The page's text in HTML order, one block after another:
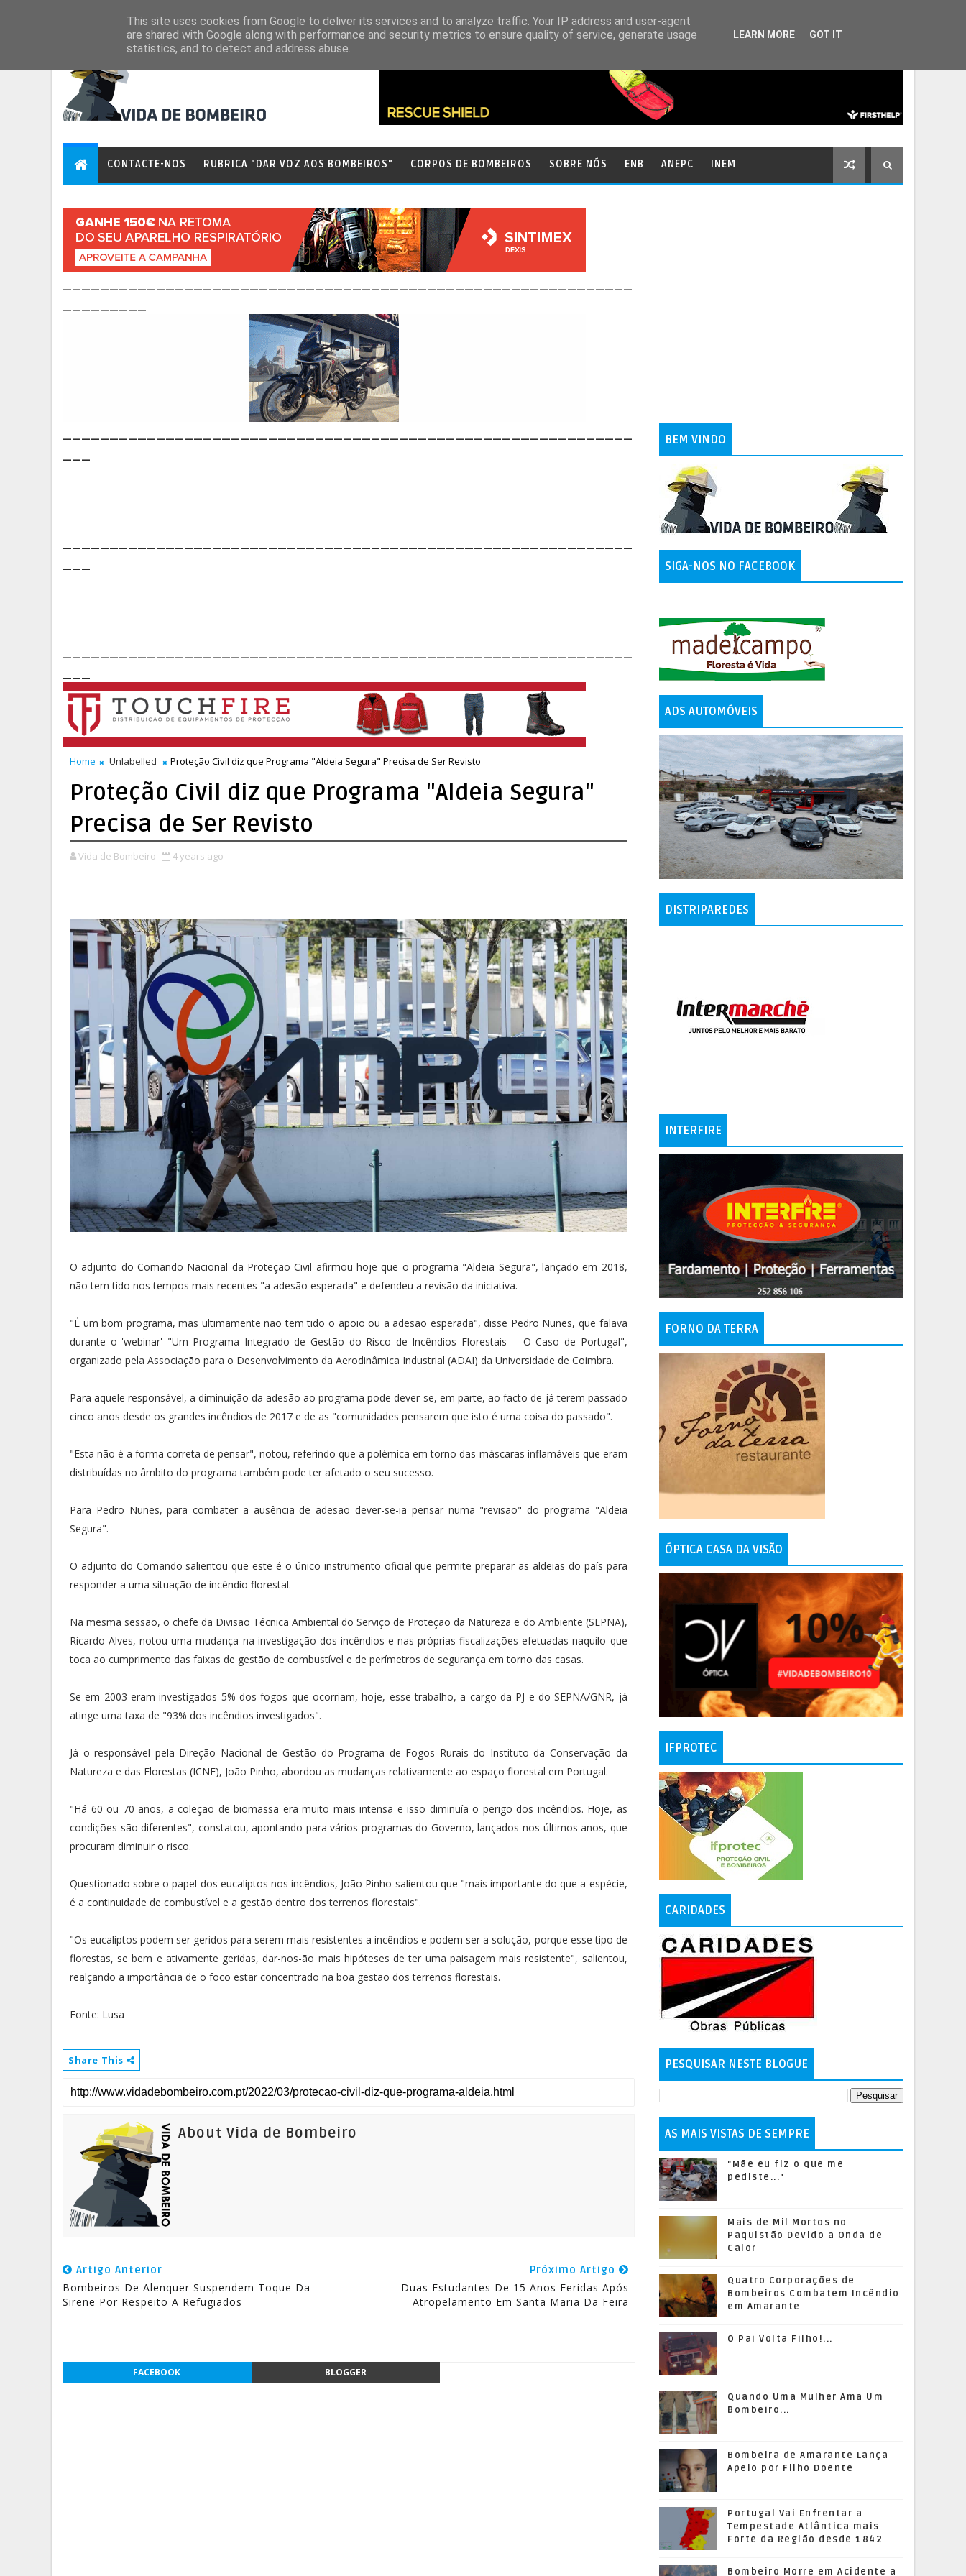
CONTACTE-NOS RUBRICA "DAR VOZ AOS BOMBEIROS" CORPOS DE BOMBEIROS SOBRE NÓS ENB ANEPC INEM
Home Unlabelled Proteção Civil diz que Programa "Aldeia Segura" Precisa de Ser Revisto
Proteção Civil diz que Programa "Aldeia Segura"
Precisa de Ser Revisto
Vida de Bombeiro 4 years ago
O adjunto do Comando Nacional da Proteção Civil afirmou hoje que o programa "Aldeia Segura", lançado em 2018,
não tem tido nos tempos mais recentes "a adesão esperada" e defendeu a revisão da iniciativa.
"É um bom programa, mas ultimamente não tem tido o apoio ou a adesão esperada", disse Pedro Nunes, que falava
durante o 'webinar' "Um Programa Integrado de Gestão do Risco de Incêndios Florestais -- O Caso de Portugal",
organizado pela Associação para o Desenvolvimento da Aerodinâmica Industrial (ADAI) da Universidade de Coimbra.
Para aquele responsável, a diminuição da adesão ao programa pode dever-se, em parte, ao facto de já terem passado
cinco anos desde os grandes incêndios de 2017 e de as "comunidades pensarem que isto é uma coisa do passado".
"Esta não é a forma correta de pensar", notou, referindo que a polémica em torno das máscaras inflamáveis que eram
distribuídas no âmbito do programa também pode ter afetado o seu sucesso.
Para Pedro Nunes, para combater a ausência de adesão dever-se-ia pensar numa "revisão" do programa "Aldeia
Segura".
O adjunto do Comando salientou que este é o único instrumento oficial que permite preparar as aldeias do país para
responder a uma situação de incêndio florestal.
Na mesma sessão, o chefe da Divisão Técnica Ambiental do Serviço de Proteção da Natureza e do Ambiente (SEPNA),
Ricardo Alves, notou uma mudança na investigação dos incêndios e nas próprias fiscalizações efetuadas naquilo que
toca ao cumprimento das faixas de gestão de combustível e de perímetros de segurança em torno das casas.
Se em 2003 eram investigados 5% dos fogos que ocorriam, hoje, esse trabalho, a cargo da PJ e do SEPNA/GNR, já
atinge uma taxa de "93% dos incêndios investigados".
Já o responsável pela Direção Nacional de Gestão do Programa de Fogos Rurais do Instituto da Conservação da
Natureza e das Florestas (ICNF), João Pinho, abordou as mudanças relativamente ao espaço florestal em Portugal.
"Há 60 ou 70 anos, a coleção de biomassa era muito mais intensa e isso diminuía o perigo dos incêndios. Hoje, as
condições são diferentes", constatou, apontando para vários programas do Governo, lançados nos últimos anos, que
procuram diminuir o risco.
Questionado sobre o papel dos eucaliptos nos incêndios, João Pinho salientou que "mais importante do que a espécie,
é a continuidade de combustível e a gestão dentro dos terrenos florestais".
"Os eucaliptos podem ser geridos para serem mais resistentes a incêndios e podem ser a solução, porque esse tipo de
florestas, se bem e ativamente geridas, dar-nos-ão mais hipóteses de ter uma paisagem mais resistente", salientou,
realçando a importância de o foco estar concentrado na boa gestão dos terrenos florestais.
Fonte: Lusa
Share This
About Vida de Bombeiro
Artigo Anterior
Bombeiros De Alenquer Suspendem Toque Da
Sirene Por Respeito A Refugiados
Próximo Artigo
Duas Estudantes De 15 Anos Feridas Após
Atropelamento Em Santa Maria Da Feira
FACEBOOK BLOGGER
BEM VINDO
SIGA-NOS NO FACEBOOK
ADS AUTOMÓVEIS
DISTRIPAREDES
INTERFIRE
FORNO DA TERRA
ÓPTICA CASA DA VISÃO
IFPROTEC
CARIDADES
PESQUISAR NESTE BLOGUE
AS MAIS VISTAS DE SEMPRE
"Mãe eu fiz o que me
pediste..."
Mais de Mil Mortos no
Paquistão Devido a Onda de
Calor
Quatro Corporações de
Bombeiros Combatem Incêndio
em Amarante
O Pai Volta Filho!...
Quando Uma Mulher Ama Um
Bombeiro...
Bombeira de Amarante Lança
Apelo por Filho Doente
Portugal Vai Enfrentar a
Tempestade Atlântica mais
Forte da Região desde 1842
Bombeiro Morre em Acidente a
This site uses cookies from Google to deliver its services and to analyze traffic. Your IP address and user-agent
are shared with Google along with performance and security metrics to ensure quality of service, generate usage
statistics, and to detect and address abuse.
LEARN MORE GOT IT